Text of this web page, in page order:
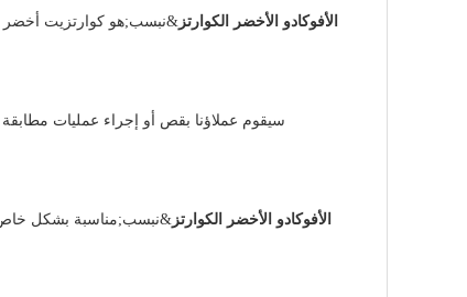
الأفوكادو الأخضر الكوارتز &نبسب;هو كوارتزيت أخضر
الأفوكادو الأخضر الكوارتز &نبسب;مناسبة بشكل خاص